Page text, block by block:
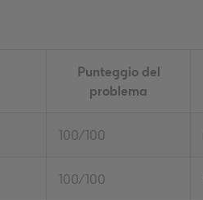
Punteggio del
problema
100/100
100/100